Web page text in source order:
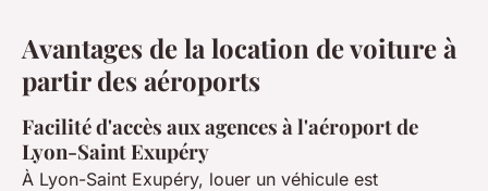
Avantages de la location de voiture à
partir des aéroports
Facilité d'accès aux agences à l'aéroport de
Lyon-Saint Exupéry
À Lyon-Saint Exupéry, louer un véhicule est